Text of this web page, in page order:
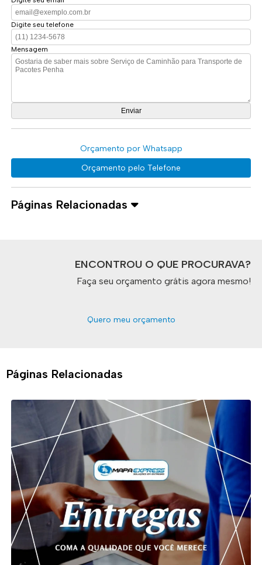
Digite seu telefone
Mensagem
Orçamento por Whatsapp
Orçamento pelo Telefone
Páginas Relacionadas
ENCONTROU O QUE PROCURAVA?
Faça seu orçamento grátis agora mesmo!
Quero meu orçamento
Páginas Relacionadas